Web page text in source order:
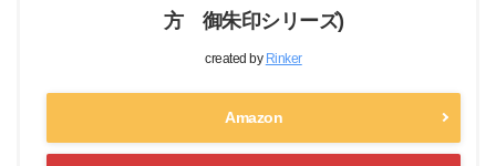
方 御朱印シリーズ)
created by Rinker
Amazon